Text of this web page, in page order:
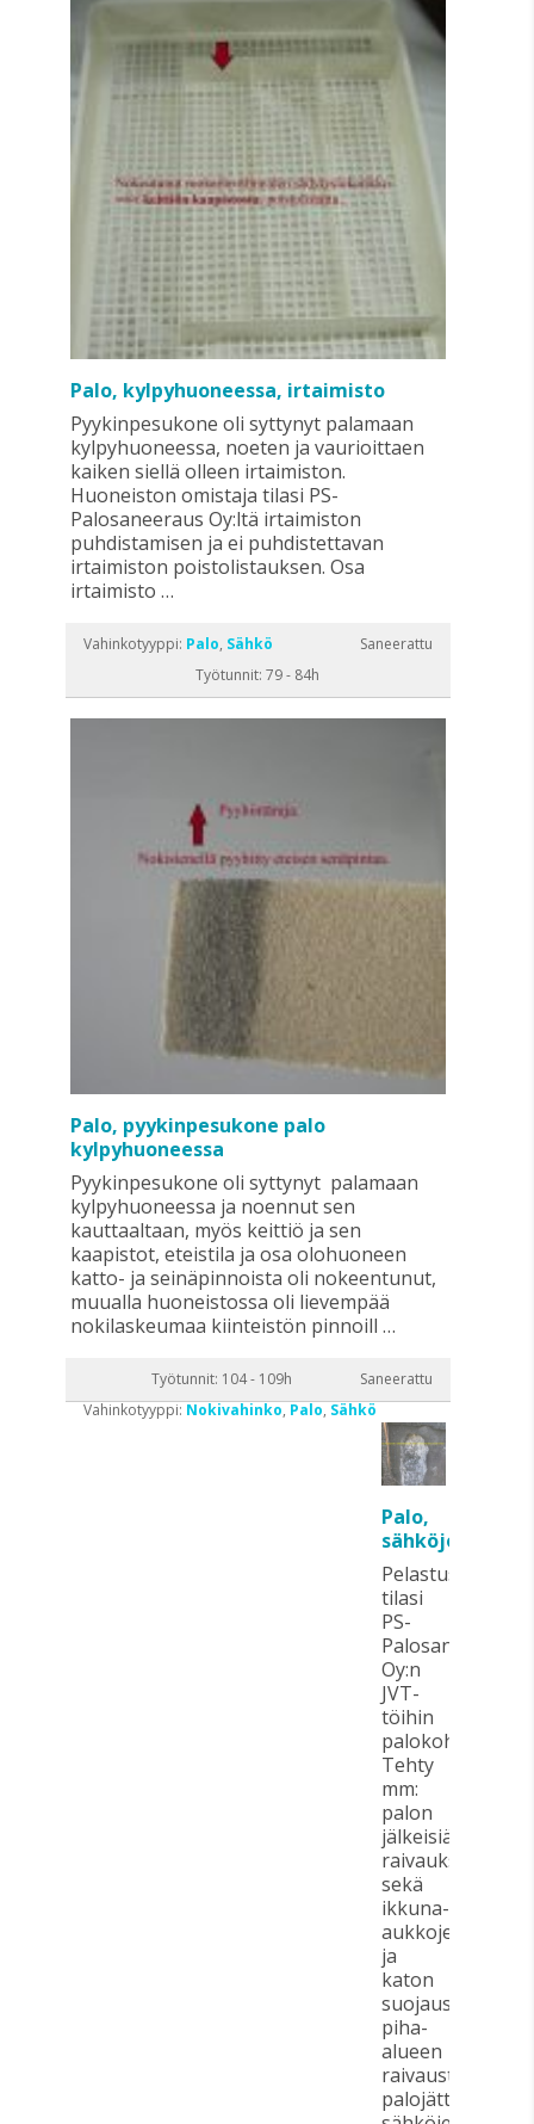
Palo, kylpyhuoneessa, irtaimisto
Pyykinpesukone oli syttynyt palamaan
kylpyhuoneessa, noeten ja vaurioittaen
kaiken siellä olleen irtaimiston.
Huoneiston omistaja tilasi PS-
Palosaneeraus Oy:ltä irtaimiston
puhdistamisen ja ei puhdistettavan
irtaimiston poistolistauksen. Osa
irtaimisto …
Saneerattu
Vahinkotyyppi: Palo, Sähkö
Työtunnit: 79 - 84h
Palo, pyykinpesukone palo
kylpyhuoneessa
Pyykinpesukone oli syttynyt palamaan
kylpyhuoneessa ja noennut sen
kauttaaltaan, myös keittiö ja sen
kaapistot, eteistila ja osa olohuoneen
katto- ja seinäpinnoista oli nokeentunut,
muualla huoneistossa oli lievempää
nokilaskeumaa kiinteistön pinnoill …
Saneerattu
Vahinkotyyppi: Nokivahinko, Palo, Sähkö
Työtunnit: 104 - 109h
Palo,
sähköjohdotus
Pelastuslaitos
tilasi
PS-
Palosaneeraus
Oy:n
JVT-
töihin
palokohteeseen
Tehty
mm:
palon
jälkeisiä
raivauksia
sekä
ikkuna-
aukkojen
ja
katon
suojausta,
piha-
alueen
raivausta
palojätteestä,